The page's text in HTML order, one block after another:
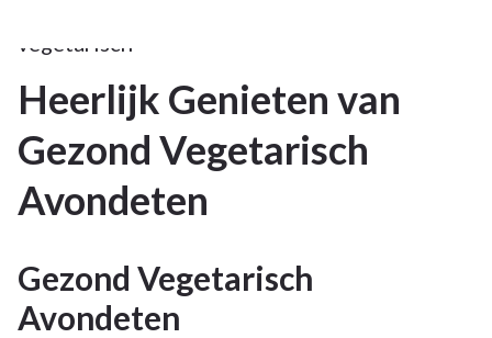
17
MEI 2026
vegetarisch
Heerlijk Genieten van
Gezond Vegetarisch
Avondeten
Gezond Vegetarisch
Avondeten